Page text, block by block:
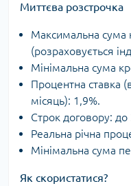
Миттєва розстрочка
Максимальна сума
(розраховується
Мінімальна сума
Процентна ставка
місяць): 1,9%.
Строк договору: до
Реальна річна
Мінімальна сума
Як скористатися?